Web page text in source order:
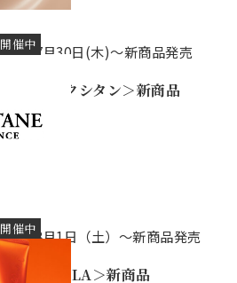
開催中7月30日(木)～新商品発売
＜ロクシタン＞新商品
開催中8月1日（土）～新商品発売
＜POLA＞新商品